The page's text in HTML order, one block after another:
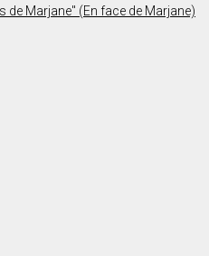
de Marjane" (En face de Marjane)